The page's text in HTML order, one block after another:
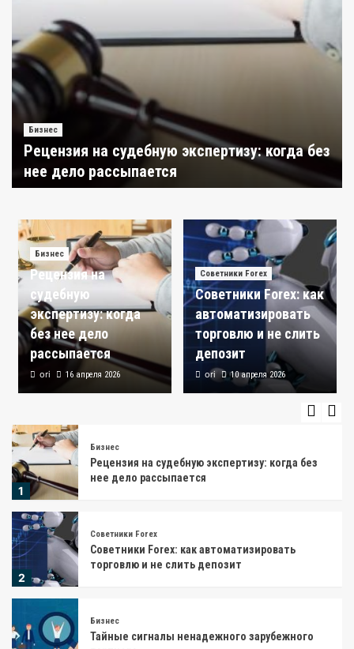
Бизнес
Рецензия на судебную экспертизу: когда без
нее дело рассыпается
Бизнес
Рецензия на
судебную
экспертизу: когда
без нее дело
рассыпается
ori 16 апреля 2026
Советники Forex
Советники Forex: как
автоматизировать
торговлю и не слить
депозит
ori 10 апреля 2026
3
Бизнес
партнера
4
Автокредиты
Мгновенный поиск контактов: простые
шаги для эффективного результата
Кредитование
Демографические тренды и их влияние на
структуру потребительского кредитования
1
Бизнес
Рецензия на судебную экспертизу: когда без
нее дело рассыпается
2
Советники Forex
Советники Forex: как автоматизировать
торговлю и не слить депозит
Бизнес
Тайные сигналы ненадежного зарубежного